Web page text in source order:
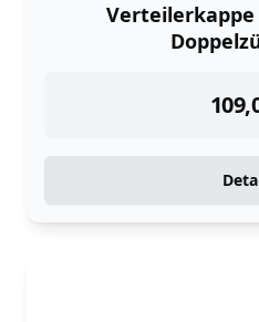
Verteilerkappe